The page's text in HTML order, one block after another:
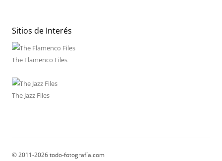
Sitios de Interés
The Flamenco Files
The Jazz Files
© 2011-2026 todo-fotografía.com